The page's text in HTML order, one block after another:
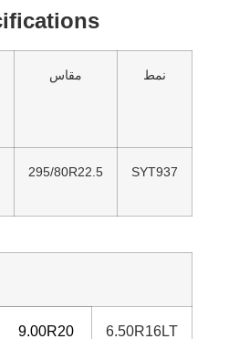
نمط مقاس
SYT937
295/80R22.5
6.50R16LT
9.00R20